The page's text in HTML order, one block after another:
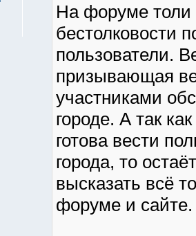
На форуме толи
бестолковости
пользователи.
призывающая
участниками
городе. А так
готова вести
города, то
высказать всё
форуме и сайте.